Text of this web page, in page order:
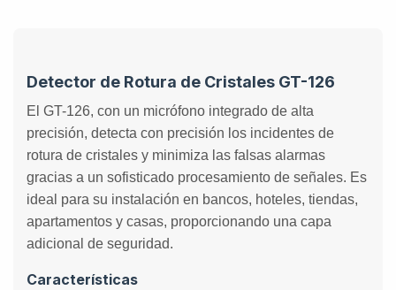
Detector de Rotura de Cristales GT-126
El GT-126, con un micrófono integrado de alta
precisión, detecta con precisión los incidentes de
rotura de cristales y minimiza las falsas alarmas
gracias a un sofisticado procesamiento de señales. Es
ideal para su instalación en bancos, hoteles, tiendas,
apartamentos y casas, proporcionando una capa
adicional de seguridad.
Características